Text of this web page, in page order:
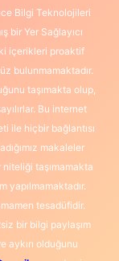
Bilgi Teknolojileri
bir Yer Sağlayıcı
içerikleri proaktif
bulunmamaktadır.
taşımakta olup,
Bu internet
ile hiçbir bağlantısı
makaleler
taşımamakta
yapılmamaktadır.
tesadüfidir.
bir bilgi paylaşım
aykırı olduğunu